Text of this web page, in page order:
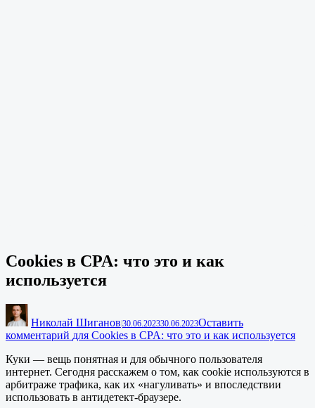
Cookies в CPA: что это и как
используется
Николай Шиганов 30.06.202330.06.2023Оставить
комментарий для Cookies в CPA: что это и как используется
Куки — вещь понятная и для обычного пользователя
интернет. Сегодня расскажем о том, как cookie используются в
арбитраже трафика, как их «нагуливать» и впоследствии
использовать в антидетект-браузере.